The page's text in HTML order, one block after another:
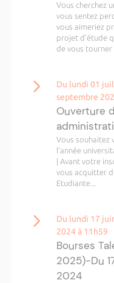
Vous cherchez
vous sentez
vous aimeriez
projet d'étude
de vous tourner
Du lundi 01
septembre
Ouverture
Vous souhaitez
l'année
| Avant votre
vous acquitter
Etudiante...
Du lundi 17
2024 à 11h59
Bourses
2025)-Du
2024